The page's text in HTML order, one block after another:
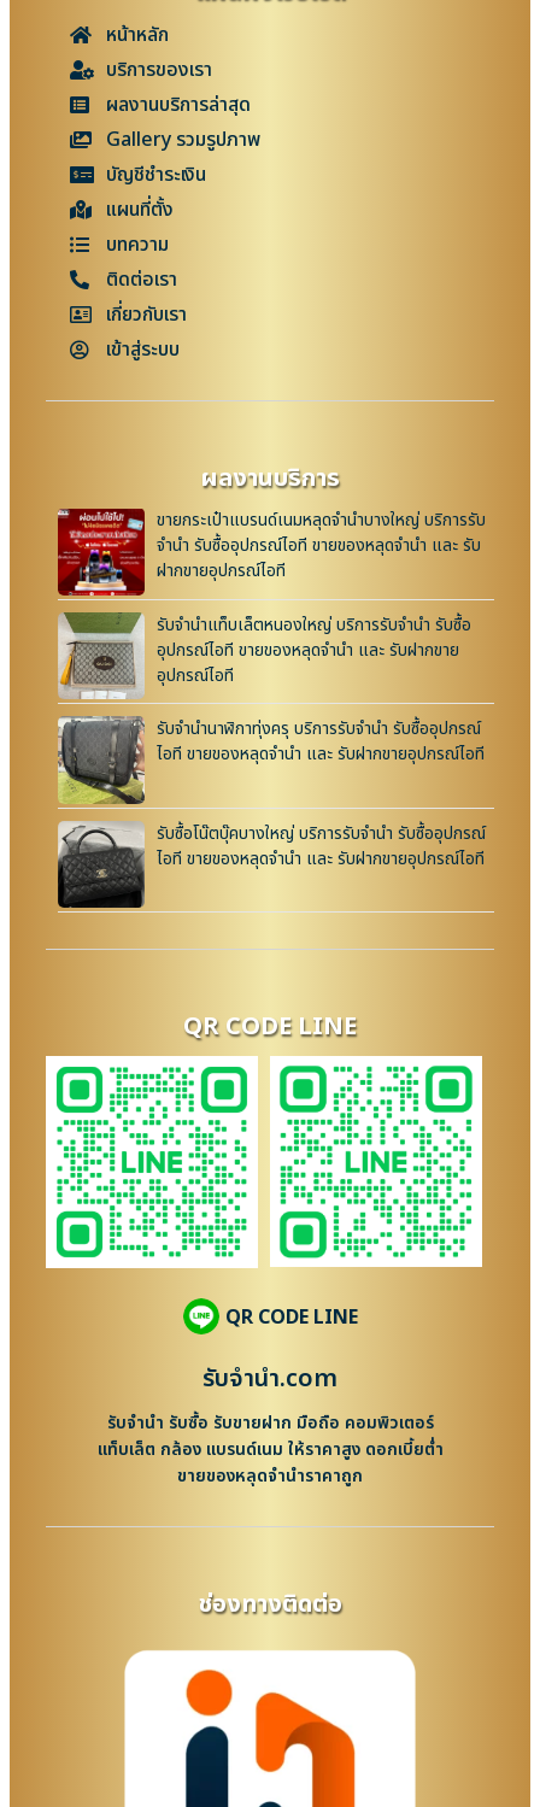
หน้าหลัก
บริการของเรา
ผลงานบริการล่าสุด
Gallery รวมรูปภาพ
บัญชีชำระเงิน
แผนที่ตั้ง
บทความ
ติดต่อเรา
เกี่ยวกับเรา
เข้าสู่ระบบ
ผลงานบริการ
ขายกระเป๋าแบรนด์เนมหลุดจำนำบางใหญ่ บริการรับ
จำนำ รับซื้ออุปกรณ์ไอที ขายของหลุดจำนำ และ รับ
ฝากขายอุปกรณ์ไอที
รับจำนำแท็บเล็ตหนองใหญ่ บริการรับจำนำ รับซื้อ
อุปกรณ์ไอที ขายของหลุดจำนำ และ รับฝากขาย
อุปกรณ์ไอที
รับจำนำนาฬิกาทุ่งครุ บริการรับจำนำ รับซื้ออุปกรณ์
ไอที ขายของหลุดจำนำ และ รับฝากขายอุปกรณ์ไอที
รับซื้อโน๊ตบุ๊คบางใหญ่ บริการรับจำนำ รับซื้ออุปกรณ์
ไอที ขายของหลุดจำนำ และ รับฝากขายอุปกรณ์ไอที
QR CODE LINE
QR CODE LINE
รับจํานํา.com
รับจำนำ รับซื้อ รับขายฝาก มือถือ คอมพิวเตอร์
แท็บเล็ต กล้อง แบรนด์เนม ให้ราคาสูง ดอกเบี้ยต่ำ
ขายของหลุดจำนำราคาถูก
ช่องทางติดต่อ